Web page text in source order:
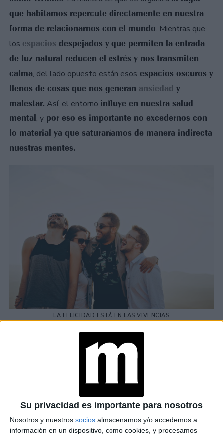
Su privacidad es importante para nosotros
Nosotros y nuestros socios almacenamos y/o accedemos a
información en un dispositivo, como cookies, y procesamos
que habitamos repercute directamente en nuestra
forma de relacionarnos con el mundo. Mientras que
los espacios despejados y que permiten la entrada
de luz natural reducen el estrés y nos transmiten
calma, del lado opuesto están esos espacios oscuros y
llenos de cosas que nos generan ansiedad y
malestar. Así, el entorno influye en nuestra salud
mental, y por eso es importante no excedernos con
lo material ya que saturaríamos de manera indirecta
nuestras mentes.
LA FELICIDAD ESTÁ EN LAS VIVENCIAS
el que desarrollamos nuestras actividades, sino también
construyen una personalidad y manera de percibir la
. Muchas veceslos deseos de tener lo último
en tecnología y lujos nos sobrepasan, y nos
perdemos de otras cosas mucho más importantes